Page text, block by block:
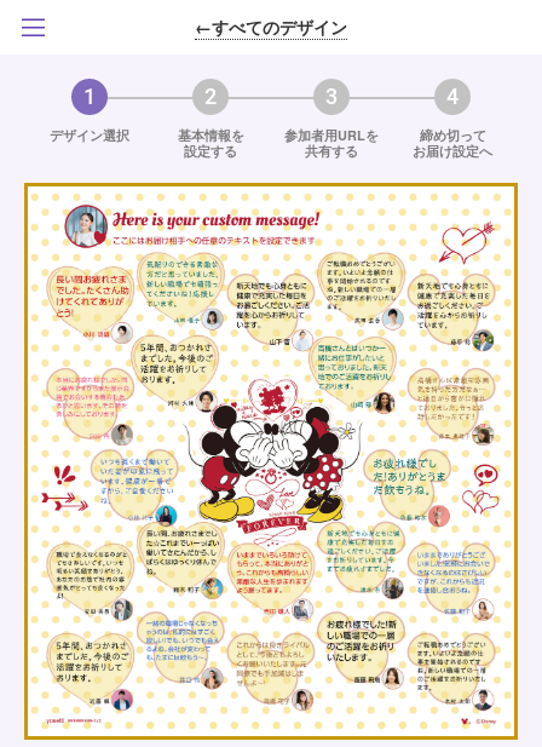
←すべてのデザイン
1
デザイン選択
2
基本情報を
設定する
3
参加者用URLを
共有する
4
締め切って
お届け設定へ